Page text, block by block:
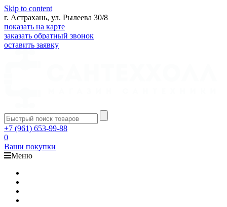
Skip to content
г. Астрахань, ул. Рылеева 30/8
показать на карте
заказать обратный звонок
оставить заявку
+7 (961) 653-99-88
0
Ваши покупки
Меню